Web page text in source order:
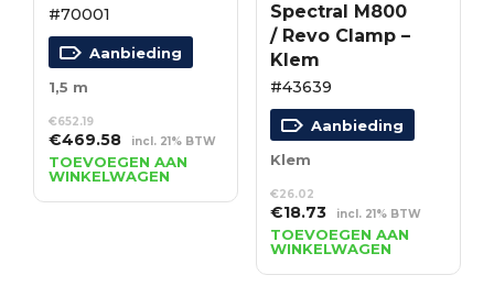
#70001
Aanbieding
1,5 m
€652.19
Oorspronkelijke
prijs
was:
€652.19.
€469.58Huidige
prijs
is:
€469.58.
incl. 21% BTW
TOEVOEGEN AAN
WINKELWAGEN
Spectral M800
/ Revo Clamp –
Klem
#43639
Aanbieding
Klem
€26.02
Oorspronkelijke
prijs
was:
€26.02.
€18.73Huidige
prijs
is:
€18.73.
incl. 21% BTW
TOEVOEGEN AAN
WINKELWAGEN